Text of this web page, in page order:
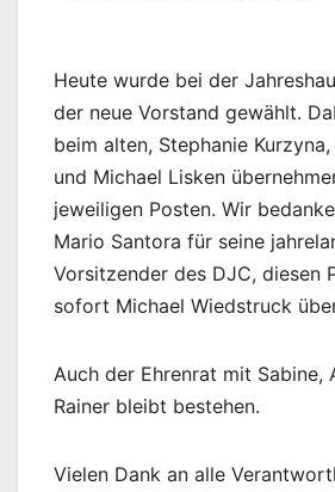
Heute wurde bei der
der neue Vorstand gewählt.
beim alten, Stephanie
und Michael Lisken
jeweiligen Posten. Wir
Mario Santora für seine
Vorsitzender des DJC, diesen
sofort Michael Wiedstruck
Auch der Ehrenrat mit Sabine,
Rainer bleibt bestehen.
Vielen Dank an alle